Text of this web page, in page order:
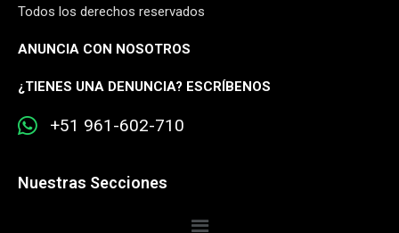
Todos los derechos reservados
ANUNCIA CON NOSOTROS
¿TIENES UNA DENUNCIA? ESCRÍBENOS
+51 961-602-710
Nuestras Secciones